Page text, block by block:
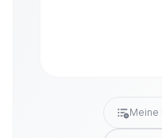
Meine